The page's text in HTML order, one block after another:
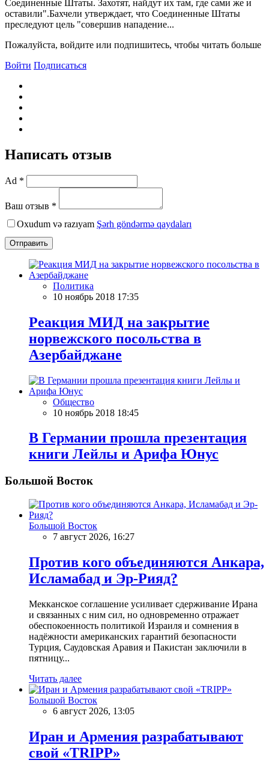
Соединенные Штаты. Захотят, найдут их там, где сами же и
оставили".Бахчели утверждает, что Соединенные Штаты
преследуют цель "совершив нападение...
Пожалуйста, войдите или подпишитесь, чтобы читать больше
Войти Подписаться
Написать отзыв
Ad *
Ваш отзыв *
Oxudum və razıyam Şərh göndərmə qaydaları
Отправить
Политика
10 ноябрь 2018 17:35
Реакция МИД на закрытие
норвежского посольства в
Азербайджане
Общество
10 ноябрь 2018 18:45
В Германии прошла презентация
книги Лейлы и Арифа Юнус
Большой Восток
Большой Восток
7 август 2026, 16:27
Против кого объединяются Анкара,
Исламабад и Эр-Рияд?
Мекканское соглашение усиливает сдерживание Ирана
и связанных с ним сил, но одновременно отражает
обеспокоенность политикой Израиля и сомнения в
надёжности американских гарантий безопасности
Турция, Саудовская Аравия и Пакистан заключили в
пятницу...
Читать далее
Большой Восток
6 август 2026, 13:05
Иран и Армения разрабатывают
свой «TRIPP»